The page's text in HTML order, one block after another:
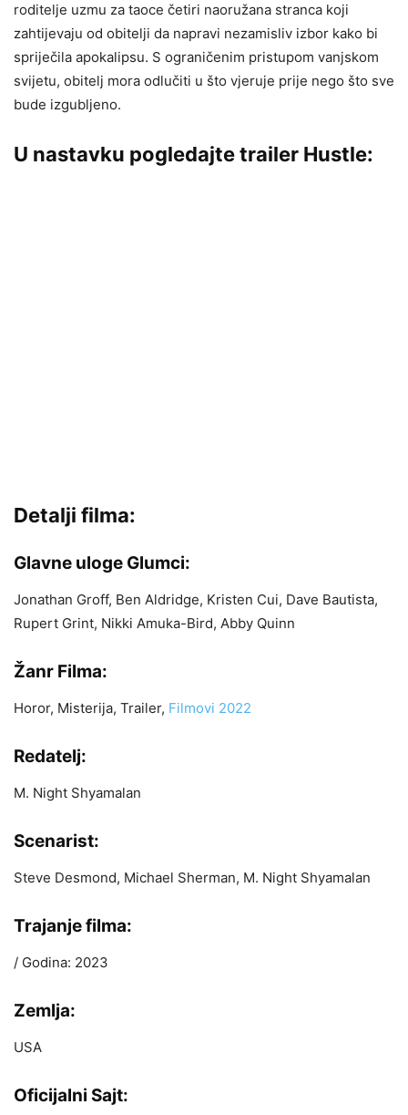
roditelje uzmu za taoce četiri naoružana stranca koji
zahtijevaju od obitelji da napravi nezamisliv izbor kako bi
spriječila apokalipsu. S ograničenim pristupom vanjskom
svijetu, obitelj mora odlučiti u što vjeruje prije nego što sve
bude izgubljeno.
U nastavku pogledajte trailer Hustle:
Detalji filma:
Glavne uloge Glumci:
Jonathan Groff, Ben Aldridge, Kristen Cui, Dave Bautista,
Rupert Grint, Nikki Amuka-Bird, Abby Quinn
Žanr Filma:
Horor, Misterija, Trailer, Filmovi 2022
Redatelj:
M. Night Shyamalan
Scenarist:
Steve Desmond, Michael Sherman, M. Night Shyamalan
Trajanje filma:
/ Godina: 2023
Zemlja:
USA
Oficijalni Sajt: